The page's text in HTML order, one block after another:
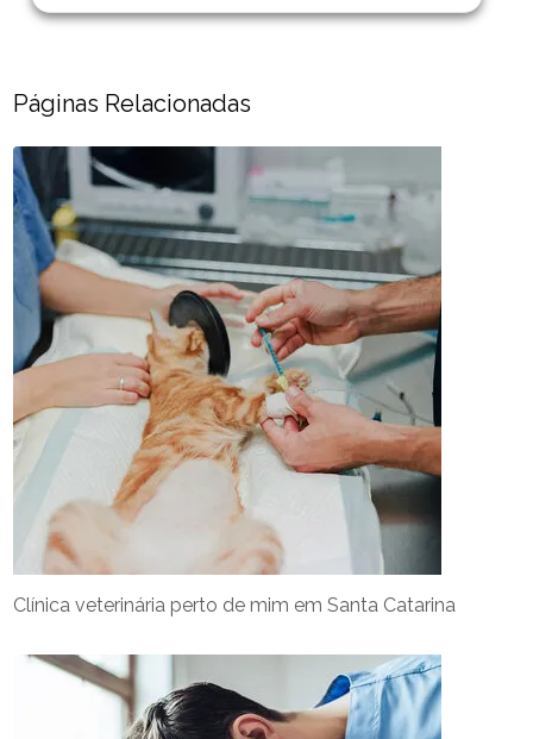
Páginas Relacionadas
Clínica veterinária perto de mim em Santa Catarina